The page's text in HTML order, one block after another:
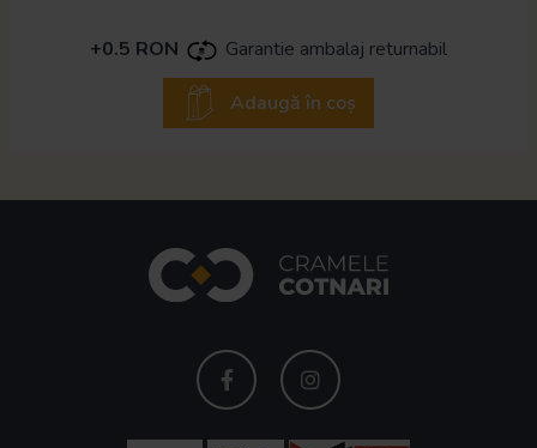
+0.5 RON Garantie ambalaj returnabil
Adaugă în coș